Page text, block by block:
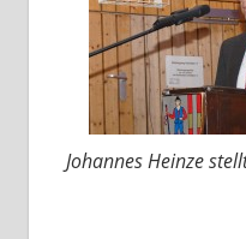
Johannes Heinze